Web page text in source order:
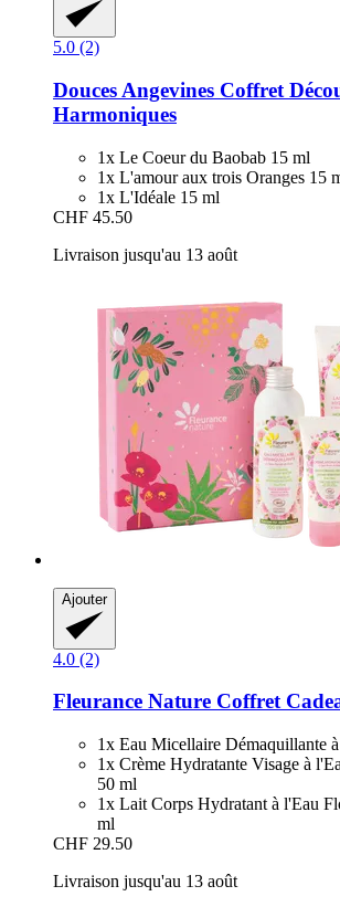
5.0 (2)
Douces Angevines Coffret
Harmoniques
1x Le Coeur du Baobab 15 ml
1x L'amour aux trois Oranges 15
1x L'Idéale 15 ml
CHF 45.50
Livraison jusqu'au 13 août
Ajouter
4.0 (2)
Fleurance Nature Coffret
1x Eau Micellaire Démaquillante
1x Crème Hydratante Visage à
50 ml
1x Lait Corps Hydratant à l'Eau
ml
CHF 29.50
Livraison jusqu'au 13 août